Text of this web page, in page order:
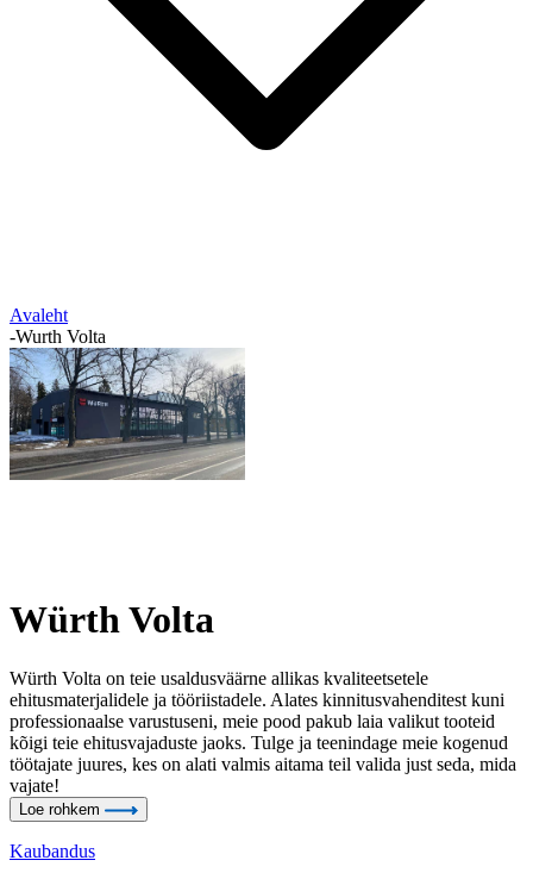
Avaleht
-Wurth Volta
Würth Volta
Würth Volta on teie usaldusväärne allikas kvaliteetsetele
ehitusmaterjalidele ja tööriistadele. Alates kinnitusvahenditest kuni
professionaalse varustuseni, meie pood pakub laia valikut tooteid
kõigi teie ehitusvajaduste jaoks. Tulge ja teenindage meie kogenud
töötajate juures, kes on alati valmis aitama teil valida just seda, mida
vajate!
Loe rohkem
Kaubandus